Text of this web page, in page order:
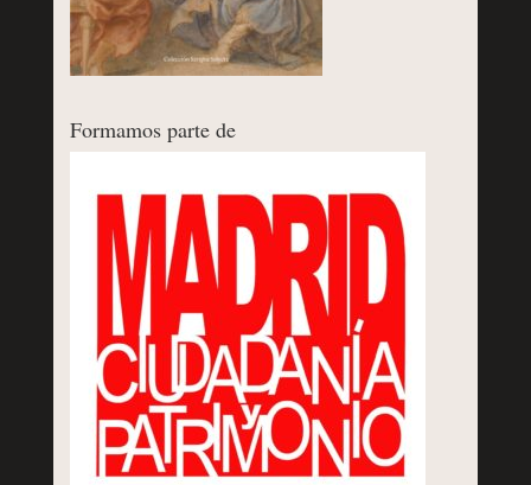
Formamos parte de